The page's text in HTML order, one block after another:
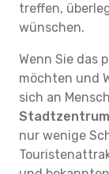
treffen,
wünschen.
Wenn Sie das
möchten und
sich an
Stadtzentrum
nur wenige